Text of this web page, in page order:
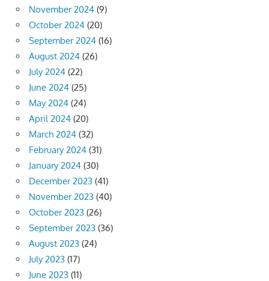
November 2024 (9)
October 2024 (20)
September 2024 (16)
August 2024 (26)
July 2024 (22)
June 2024 (25)
May 2024 (24)
April 2024 (20)
March 2024 (32)
February 2024 (31)
January 2024 (30)
December 2023 (41)
November 2023 (40)
October 2023 (26)
September 2023 (36)
August 2023 (24)
July 2023 (17)
June 2023 (11)